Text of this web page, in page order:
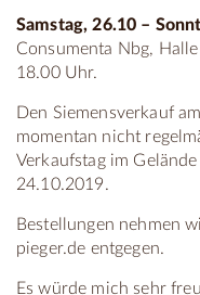
Samstag, 26.10 –
Consumenta Nbg,
18.00 Uhr.
Den Siemensverkauf
momentan nicht
Verkaufstag im
24.10.2019.
Bestellungen nehmen
pieger.de entgegen.
Es würde mich sehr